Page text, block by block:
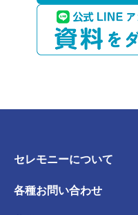
セレモニーについて
各種お問い合わせ